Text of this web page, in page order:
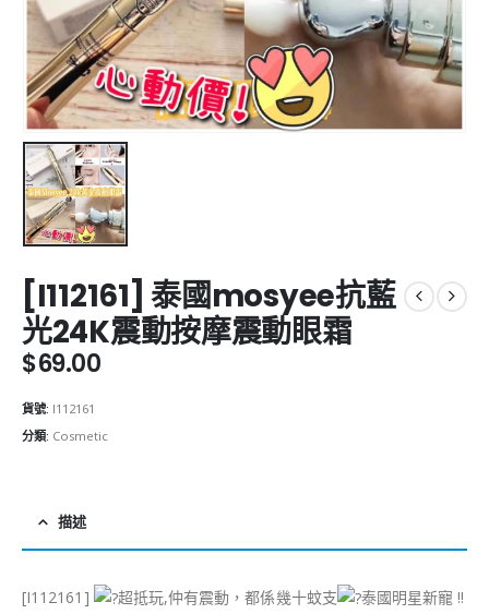
[I112161] 泰國mosyee抗藍
光24K震動按摩震動眼霜
$69.00
貨號: I112161
分類: Cosmetic
描述
[I112161] 超抵玩,仲有震動，都係幾十蚊支
泰國明星新寵 !!